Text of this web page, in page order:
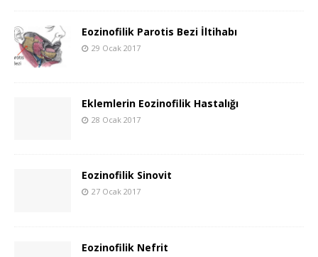
Eozinofilik Parotis Bezi İltihabı
29 Ocak 2017
Eklemlerin Eozinofilik Hastalığı
28 Ocak 2017
Eozinofilik Sinovit
27 Ocak 2017
Eozinofilik Nefrit